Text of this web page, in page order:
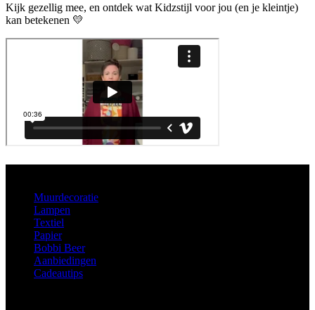
Kijk gezellig mee, en ontdek wat Kidzstijl voor jou (en je kleintje)
kan betekenen 💛
Muurdecoratie
Lampen
Textiel
Papier
Bobbi Beer
Aanbiedingen
Cadeautips